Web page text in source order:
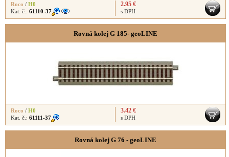
Roco / H0
Kat. č.: 61110-37
2.95 €
s DPH
Rovná kolej G 185- geoLINE
Roco / H0
Kat. č.: 61111-37
3.42 €
s DPH
Rovná kolej G 76 - geoLINE